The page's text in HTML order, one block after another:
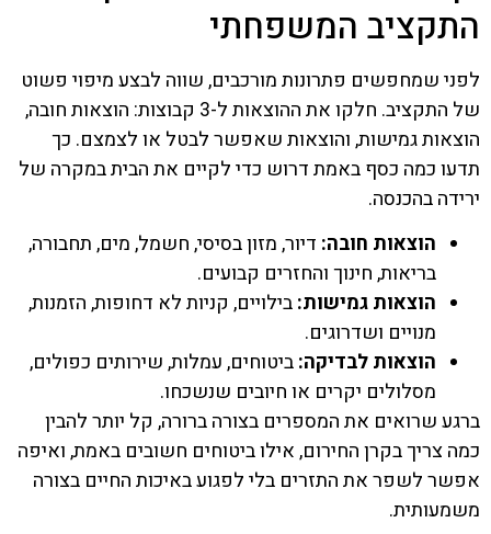
התקציב המשפחתי
לפני שמחפשים פתרונות מורכבים, שווה לבצע מיפוי פשוט
של התקציב. חלקו את ההוצאות ל-3 קבוצות: הוצאות חובה,
הוצאות גמישות, והוצאות שאפשר לבטל או לצמצם. כך
תדעו כמה כסף באמת דרוש כדי לקיים את הבית במקרה של
ירידה בהכנסה.
הוצאות חובה: דיור, מזון בסיסי, חשמל, מים, תחבורה,
בריאות, חינוך והחזרים קבועים.
הוצאות גמישות:בילויים, קניות לא דחופות, הזמנות,
מנויים ושדרוגים.
הוצאות לבדיקה:ביטוחים, עמלות, שירותים כפולים,
מסלולים יקרים או חיובים שנשכחו.
ברגע שרואים את המספרים בצורה ברורה, קל יותר להבין
כמה צריך בקרן החירום, אילו ביטוחים חשובים באמת, ואיפה
אפשר לשפר את התזרים בלי לפגוע באיכות החיים בצורה
משמעותית.